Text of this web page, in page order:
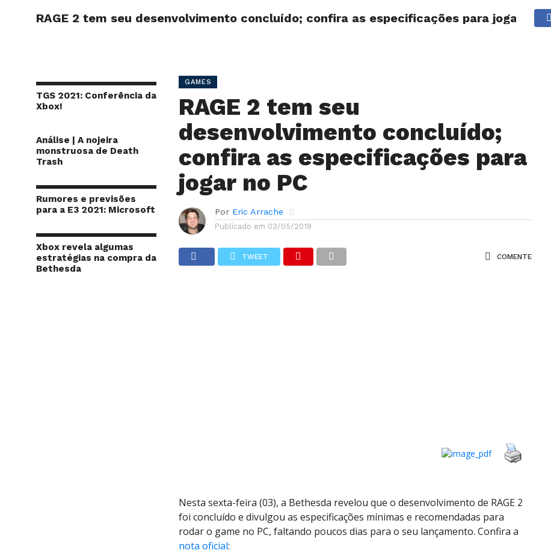
CRÍTICAS
RAGE 2 tem seu desenvolvimento concluído; confira as especificações para jogar no
TGS 2021: Conferência da
Xbox!
Análise | A nojeira
monstruosa de Death
Trash
Rumores e previsões
para a E3 2021: Microsoft
Xbox revela algumas
estratégias na compra da
Bethesda
GAMES
RAGE 2 tem seu
desenvolvimento concluído;
confira as especificações para
jogar no PC
Por Eric Arrache
Publicado em 03/05/2019
TWEET COMENTE
Nesta sexta-feira (03), a Bethesda revelou que o desenvolvimento de RAGE 2
foi concluído e divulgou as especificações mínimas e recomendadas para
rodar o game no PC, faltando poucos dias para o seu lançamento. Confira a
nota oficial: